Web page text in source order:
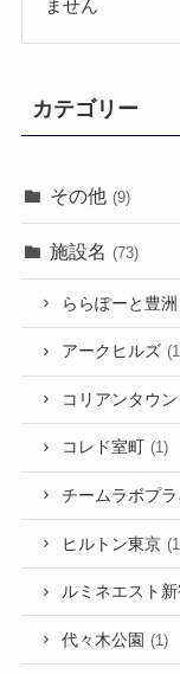
ません
カテゴリー
その他 (9)
施設名 (73)
ららぽーと豊洲
アークヒルズ
コリアンタウン
コレド室町 (1)
チームラボプ
ヒルトン東京
ルミネエスト
代々木公園 (1)